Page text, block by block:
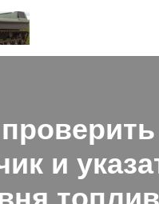
и